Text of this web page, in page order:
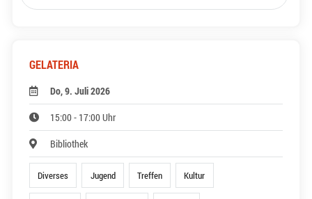
GELATERIA
Do, 9. Juli 2026
15:00 - 17:00 Uhr
Bibliothek
Diverses Jugend Treffen Kultur